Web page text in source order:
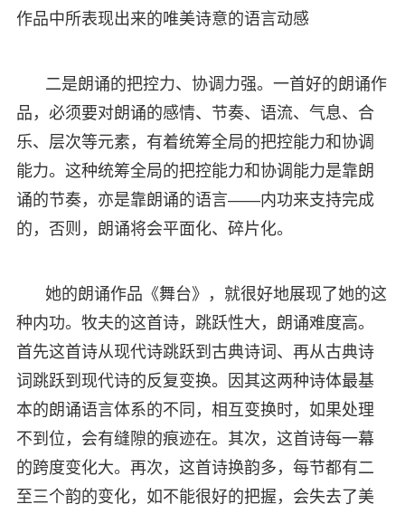
作品中所表现出来的唯美诗意的语言动感
二是朗诵的把控力、协调力强。一首好的朗诵作
品，必须要对朗诵的感情、节奏、语流、气息、合
乐、层次等元素，有着统筹全局的把控能力和协调
能力。这种统筹全局的把控能力和协调能力是靠朗
诵的节奏，亦是靠朗诵的语言——内功来支持完成
的，否则，朗诵将会平面化、碎片化。
她的朗诵作品《舞台》，就很好地展现了她的这
种内功。牧夫的这首诗，跳跃性大，朗诵难度高。
首先这首诗从现代诗跳跃到古典诗词、再从古典诗
词跳跃到现代诗的反复变换。因其这两种诗体最基
本的朗诵语言体系的不同，相互变换时，如果处理
不到位，会有缝隙的痕迹在。其次，这首诗每一幕
的跨度变化大。再次，这首诗换韵多，每节都有二
至三个韵的变化，如不能很好的把握，会失去了美